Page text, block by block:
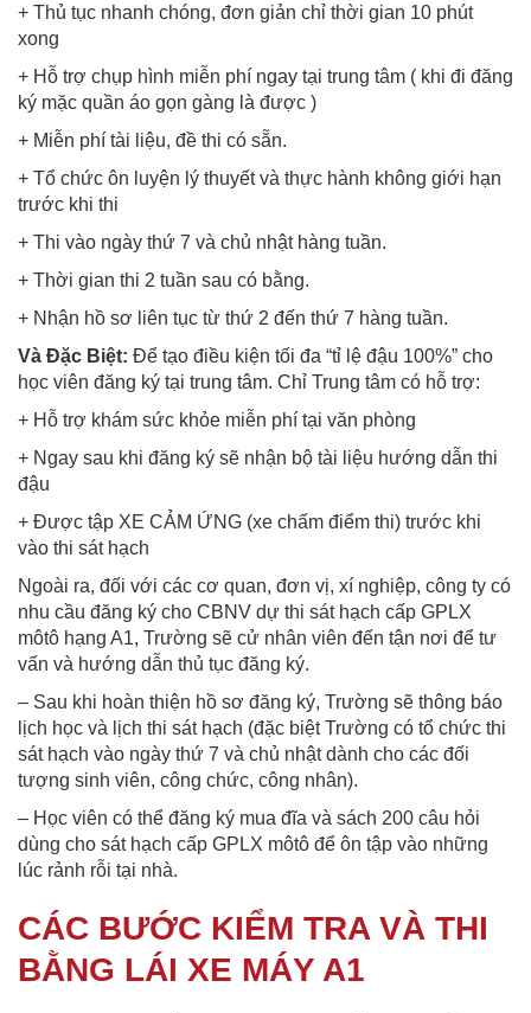
+ Thủ tục nhanh chóng, đơn giản chỉ thời gian 10 phút
xong
+ Hỗ trợ chụp hình miễn phí ngay tại trung tâm ( khi đi đăng
ký mặc quần áo gọn gàng là được )
+ Miễn phí tài liệu, đề thi có sẵn.
+ Tổ chức ôn luyện lý thuyết và thực hành không giới hạn
trước khi thi
+ Thi vào ngày thứ 7 và chủ nhật hàng tuần.
+ Thời gian thi 2 tuần sau có bằng.
+ Nhận hồ sơ liên tục từ thứ 2 đến thứ 7 hàng tuần.
Và Đặc Biệt: Để tạo điều kiện tối đa “tỉ lệ đậu 100%” cho
học viên đăng ký tại trung tâm. Chỉ Trung tâm có hỗ trợ:
+ Hỗ trợ khám sức khỏe miễn phí tại văn phòng
+ Ngay sau khi đăng ký sẽ nhận bộ tài liệu hướng dẫn thi
đậu
+ Được tập XE CẢM ỨNG (xe chấm điểm thi) trước khi
vào thi sát hạch
Ngoài ra, đối với các cơ quan, đơn vị, xí nghiệp, công ty có
nhu cầu đăng ký cho CBNV dự thi sát hạch cấp GPLX
môtô hạng A1, Trường sẽ cử nhân viên đến tận nơi để tư
vấn và hướng dẫn thủ tục đăng ký.
– Sau khi hoàn thiện hồ sơ đăng ký, Trường sẽ thông báo
lịch học và lịch thi sát hạch (đặc biệt Trường có tổ chức thi
sát hạch vào ngày thứ 7 và chủ nhật dành cho các đối
tượng sinh viên, công chức, công nhân).
– Học viên có thể đăng ký mua đĩa và sách 200 câu hỏi
dùng cho sát hạch cấp GPLX môtô để ôn tập vào những
lúc rảnh rỗi tại nhà.
CÁC BƯỚC KIỂM TRA VÀ THI
BẰNG LÁI XE MÁY A1